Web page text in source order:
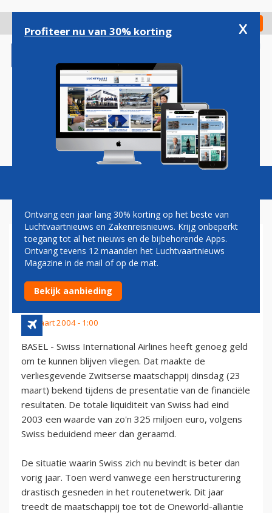
gaan
Check in
Magazine Podcasts Vacatures
FINANCIÃ«LE POSITIE SWISS
Â€˜BETER DAN
VERWACHTÂ€™
23 maart 2004 - 1:00
BASEL - Swiss International Airlines heeft genoeg geld
om te kunnen blijven vliegen. Dat maakte de
verliesgevende Zwitserse maatschappij dinsdag (23
maart) bekend tijdens de presentatie van de financiële
resultaten. De totale liquiditeit van Swiss had eind
2003 een waarde van zo'n 325 miljoen euro, volgens
Swiss beduidend meer dan geraamd.
De situatie waarin Swiss zich nu bevindt is beter dan
vorig jaar. Toen werd vanwege een herstructurering
drastisch gesneden in het routenetwerk. Dit jaar
treedt de maatschappij toe tot de Oneworld-alliantie
Profiteer nu van 30% korting x
Ontvang een jaar lang 30% korting op het beste van
Luchtvaartnieuws en Zakenreisnieuws. Krijg onbeperkt
toegang tot al het nieuws en de bijbehorende Apps.
Ontvang tevens 12 maanden het Luchtvaartnieuws
Magazine in de mail of op de mat.
Bekijk aanbieding